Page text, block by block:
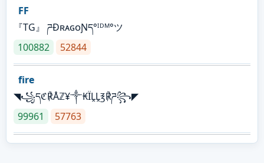
FF
『TG』 ཌĐʀᴀɢᴏƝད°ᴵᴰᴹ°ツ
100882
52844
fire
◥꧁དℭ℟Åℤ¥༒₭ÏḼḼ℥℟ཌ꧂◤
99961
57763